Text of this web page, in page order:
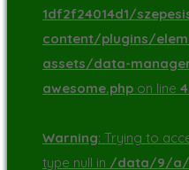
1df2f24014d1/
content/plugins/
assets/data-
awesome.php on line
Warning: Trying to
type null in /data/9/a/